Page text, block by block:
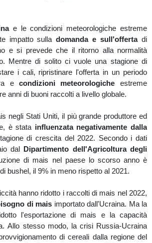
e le condizioni meteorologiche estreme
impatto sulla domanda e sull'offertadi
e si prevede che il ritorno alla normalità
Mentre di solito ci vuole una stagione di
i cali, ripristinare l'offerta in un periodo
e condizioni meteorologiche estreme
anni di buoni raccolti a livello globale.
negli Stati Uniti, il più grande produttore ed
è stata influenzata negativamente dalla
di crescita del 2022. Secondo i dati
dal Dipartimento dell'Agricoltura degli
di mais nel paese lo scorso anno è
bushel, il 9% in meno rispetto al 2021.
hanno ridotto i raccolti di mais nel 2022,
di mais importato dall'Ucraina. Ma la
l'esportazione di mais e la capacità
Allo stesso modo, la crisi Russia-Ucraina
di cereali dalla regione del